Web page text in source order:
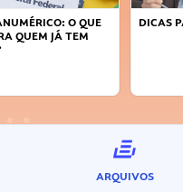
DICAS PARA OBTER CRÉDITO
ARQUIVOS